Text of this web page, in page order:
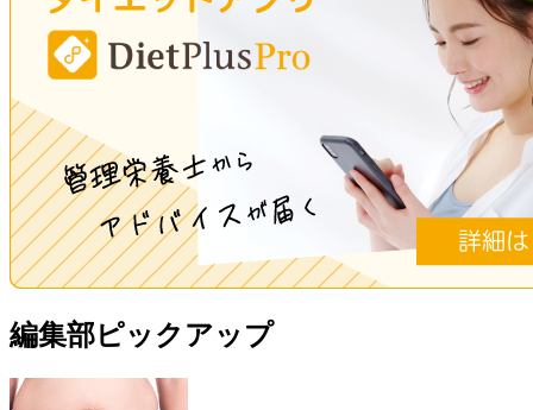
編集部ピックアップ